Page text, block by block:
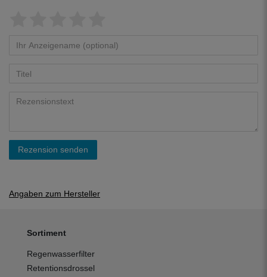
Rezension senden
Angaben zum Hersteller
Sortiment
Regenwasserfilter
Retentionsdrossel